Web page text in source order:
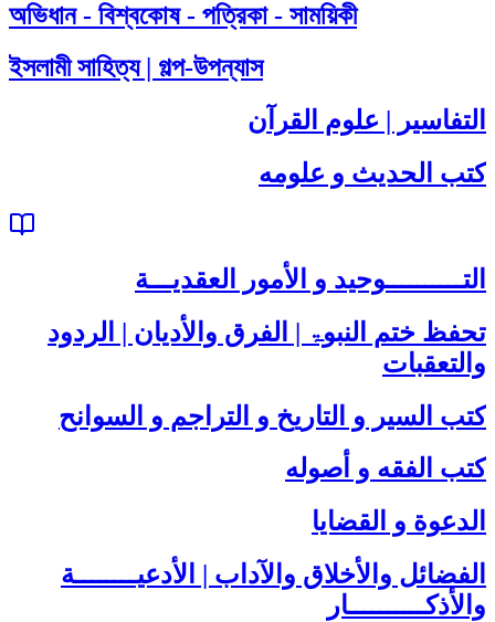
অভিধান - বিশ্বকোষ - পত্রিকা - সাময়িকী
ইসলামী সাহিত্য | গল্প-উপন্যাস
التفاسير | علوم القرآن
كتب الحديث و علومه
التــــــــــوحيد و الأمور العقديـــة
تحفظ ختم النبوۃ | الفرق والأديان | الردود
والتعقبات
كتب السير و التاريخ و التراجم و السوانح
كتب الفقه و أصوله
الدعوة و القضايا
الفضائل والأخلاق والآداب | الأدعيــــــــة
والأذكــــــــــار